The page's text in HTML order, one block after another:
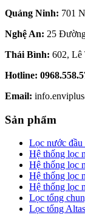
Quảng Ninh: 701
Nghệ An: 25
Thái Bình: 602, Lê
Hotline:
Email:
Sản phẩm
Lọc nước đầu
Hệ thống lọc
Hệ thống lọc
Hệ thống lọc
Hệ thống lọc
Lọc tổng
Lọc tổng